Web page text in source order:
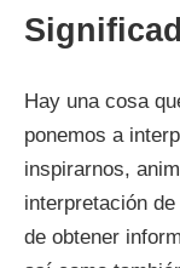
Hay una cosa
ponemos a
inspirarnos,
interpretación
de obtener